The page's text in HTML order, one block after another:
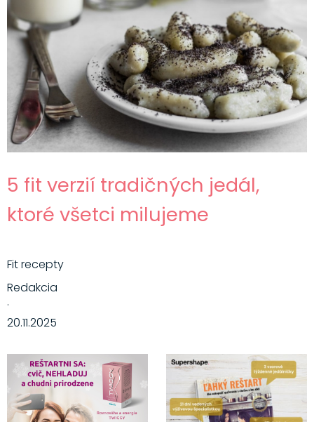
5 fit verzií tradičných jedál,
ktoré všetci milujeme
Fit recepty
Redakcia
·
20.11.2025